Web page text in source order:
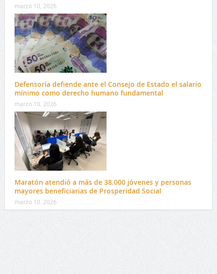
marzo 10, 2026
Defensoría defiende ante el Consejo de Estado el salario
mínimo como derecho humano fundamental
marzo 10, 2026
Maratón atendió a más de 38.000 jóvenes y personas
mayores beneficiarias de Prosperidad Social
marzo 10, 2026